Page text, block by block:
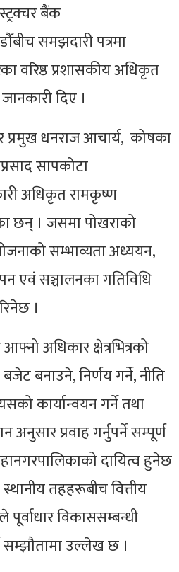
बैंक
समझदारी पत्रमा
वरिष्ठ प्रशासकीय अधिकृत
दिए ।
प्रमुख धनराज आचार्य, कोषका
सापकोटा
अधिकृत रामकृष्ण
छन् । जसमा पोखराको
सम्भाव्यता अध्ययन,
एवं सञ्चालनका गतिविधि
।
अधिकार क्षेत्रभित्रको
बनाउने, निर्णय गर्ने, नीति
कार्यान्वयन गर्ने तथा
प्रवाह गर्नुपर्ने सम्पूर्ण
दायित्व हुनेछ
तहहरूबीचवित्तीय
पूर्वाधार विकाससम्बन्धी
सम्झौतामा उल्लेख छ ।